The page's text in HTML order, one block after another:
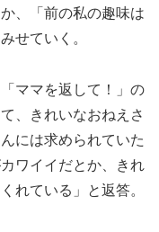
、「前の私の趣味は
せていく。
ママを返して！」の
、きれいなおねえさ
には求められていた
ワイイだとか、きれ
れている」と返答。